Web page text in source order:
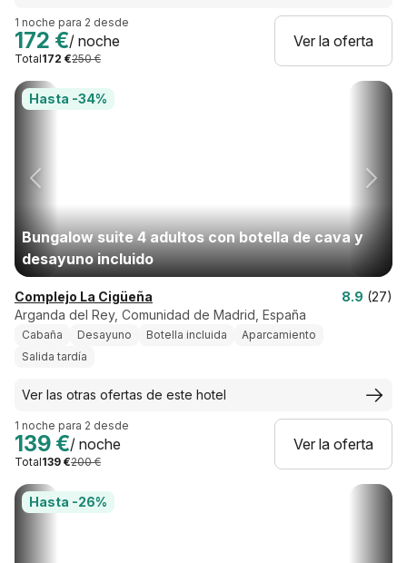
1 noche para 2 desde
172 €/ noche
Total172 €250 €
Ver la oferta
Hasta -34%
Bungalow suite 4 adultos con botella de cava y
desayuno incluido
Complejo La Cigüeña 8.9 (27)
Arganda del Rey, Comunidad de Madrid, España
Cabaña Desayuno Botella incluida
Aparcamiento
Salida tardía
Ver las otras ofertas de este hotel
1 noche para 2 desde
139 €/ noche
Total139 €200 €
Ver la oferta
Hasta -26%